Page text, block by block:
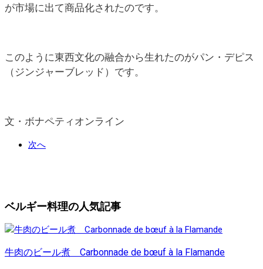
が市場に出て商品化されたのです。
このように東西文化の融合から生れたのがパン・デピス
（ジンジャーブレッド）です。
文・ボナペティオンライン
次へ
ベルギー料理の人気記事
牛肉のビール煮 Carbonnade de bœuf à la Flamande